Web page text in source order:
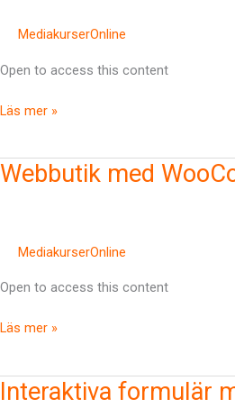
MediakurserOnline
Open to access this content
Läs mer »
Webbutik med
MediakurserOnline
Open to access this content
Webbutik
Läs mer »
Interaktiva formulär
Interaktiva